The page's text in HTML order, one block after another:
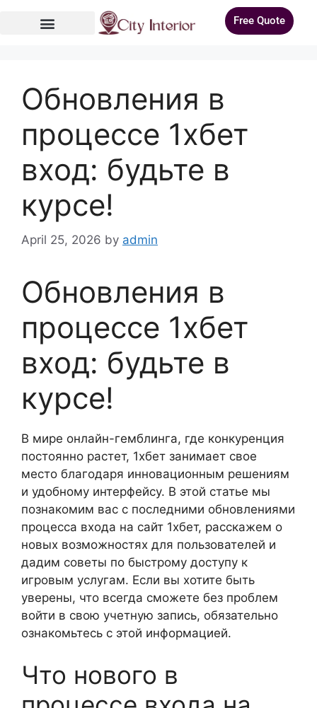
Free Quote
Обновления в
процессе 1хбет
вход: будьте в
курсе!
April 25, 2026 by admin
Обновления в
процессе 1хбет
вход: будьте в
курсе!
В мире онлайн-гемблинга, где конкуренция
постоянно растет, 1хбет занимает свое
место благодаря инновационным решениям
и удобному интерфейсу. В этой статье мы
познакомим вас с последними обновлениями
процесса входа на сайт 1хбет, расскажем о
новых возможностях для пользователей и
дадим советы по быстрому доступу к
игровым услугам. Если вы хотите быть
уверены, что всегда сможете без проблем
войти в свою учетную запись, обязательно
ознакомьтесь с этой информацией.
Что нового в